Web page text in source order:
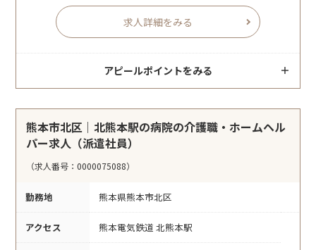
求人詳細をみる
アピールポイントをみる
熊本市北区｜北熊本駅の病院の介護職・ホームヘル
パー求人（派遣社員）
（求人番号：0000075088）
勤務地 熊本県熊本市北区
アクセス 熊本電気鉄道 北熊本駅